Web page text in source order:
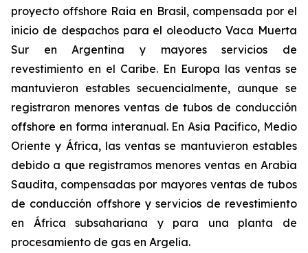
proyecto offshore Raia en Brasil, compensada por el
inicio de despachos para el oleoducto Vaca Muerta
Sur en Argentina y mayores servicios de
revestimiento en el Caribe. En Europa las ventas se
mantuvieron estables secuencialmente, aunque se
registraron menores ventas de tubos de conducción
offshore en forma interanual. En Asia Pacífico, Medio
Oriente y África, las ventas se mantuvieron estables
debido a que registramos menores ventas en Arabia
Saudita, compensadas por mayores ventas de tubos
de conducción offshore y servicios de revestimiento
en África subsahariana y para una planta de
procesamiento de gas en Argelia.